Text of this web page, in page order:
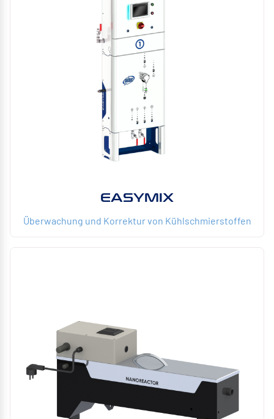
EASYMIX
Überwachung und Korrektur von Kühlschmierstoffen